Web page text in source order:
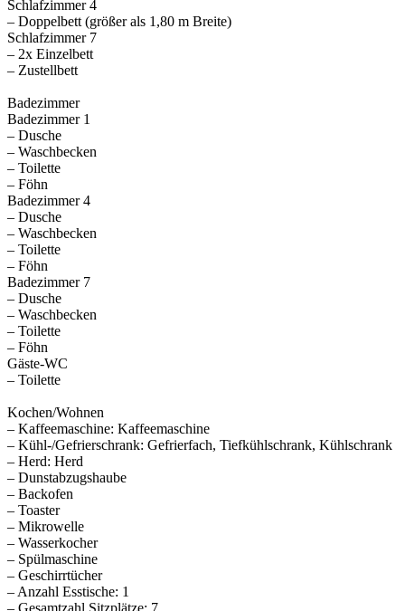
Schlafzimmer 4
– Doppelbett (größer als 1,80 m Breite)
Schlafzimmer 7
– 2x Einzelbett
– Zustellbett
Badezimmer
Badezimmer 1
– Dusche
– Waschbecken
– Toilette
– Föhn
Badezimmer 4
– Dusche
– Waschbecken
– Toilette
– Föhn
Badezimmer 7
– Dusche
– Waschbecken
– Toilette
– Föhn
Gäste-WC
– Toilette
Kochen/Wohnen
– Kaffeemaschine: Kaffeemaschine
– Kühl-/Gefrierschrank: Gefrierfach, Tiefkühlschrank, Kühlschrank
– Herd: Herd
– Dunstabzugshaube
– Backofen
– Toaster
– Mikrowelle
– Wasserkocher
– Spülmaschine
– Geschirrtücher
– Anzahl Esstische: 1